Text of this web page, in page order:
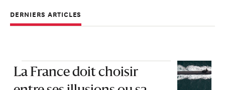
DERNIERS ARTICLES
La France doit choisir